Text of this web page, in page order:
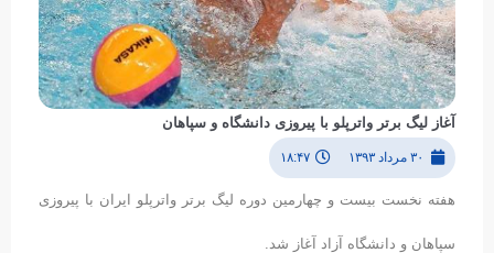
آغاز لیگ برتر واترپلو با پیروزی دانشگاه و سپاهان
۳۰ مرداد ۱۳۹۳ ۱۸:۴۷
هفته نخست بیست و چهارمین دوره لیگ برتر واترپلو ایران با پیروزی
سپاهان و دانشگاه آزاد آغاز شد.